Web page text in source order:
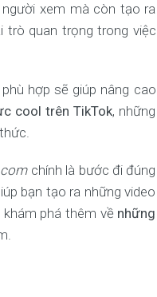
xem mà còn tạo ra
trò quan trọng trong việc
hợp sẽ giúp nâng cao
cool trên TikTok, những
chính là bước đi đúng
bạn tạo ra những video
phá thêm về những